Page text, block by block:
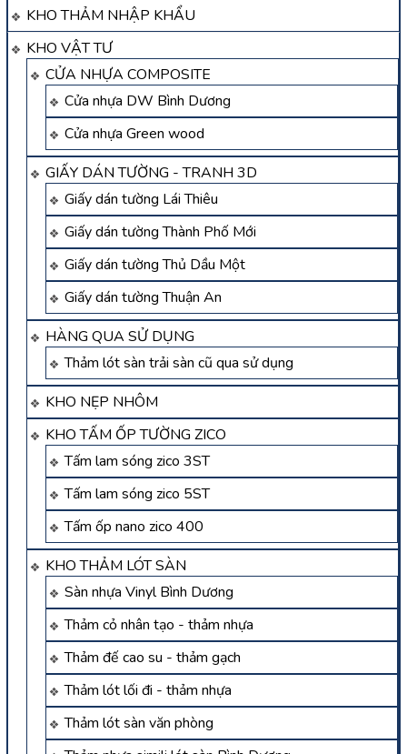
KHO THẢM NHẬP KHẨU
KHO VẬT TƯ
CỬA NHỰA COMPOSITE
Cửa nhựa DW Bình Dương
Cửa nhựa Green wood
GIẤY DÁN TƯỜNG - TRANH 3D
Giấy dán tường Lái Thiêu
Giấy dán tường Thành Phố Mới
Giấy dán tường Thủ Dầu Một
Giấy dán tường Thuận An
HÀNG QUA SỬ DỤNG
Thảm lót sàn trải sàn cũ qua sử dụng
KHO NẸP NHÔM
KHO TẤM ỐP TƯỜNG ZICO
Tấm lam sóng zico 3ST
Tấm lam sóng zico 5ST
Tấm ốp nano zico 400
KHO THẢM LÓT SÀN
Sàn nhựa Vinyl Bình Dương
Thảm cỏ nhân tạo - thảm nhựa
Thảm đế cao su - thảm gạch
Thảm lót lối đi - thảm nhựa
Thảm lót sàn văn phòng